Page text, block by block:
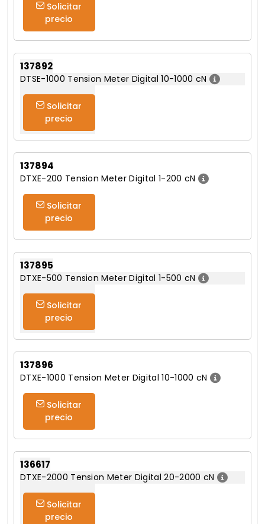
precio
137892
DTSE-1000 Tension Meter Digital 10-1000 cN
precio
137894
DTXE-200 Tension Meter Digital 1-200 cN
precio
137895
DTXE-500 Tension Meter Digital 1-500 cN
precio
137896
DTXE-1000 Tension Meter Digital 10-1000 cN
precio
136617
DTXE-2000 Tension Meter Digital 20-2000 cN
precio